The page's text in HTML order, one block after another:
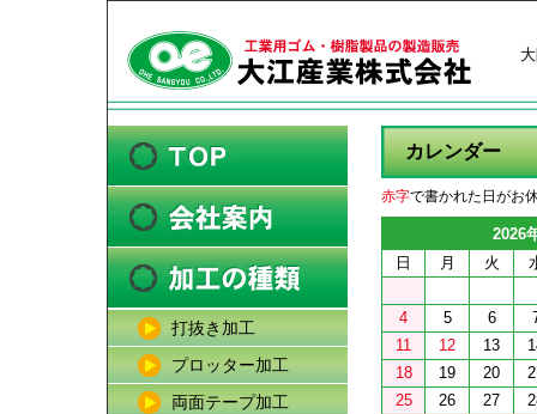
打抜き加工
プロッター加工
両面テープ加工
カレンダー
赤字で書かれた日がお
2026
日
月 火
4 5 6
11
12 13
18
19 20
25
26 27